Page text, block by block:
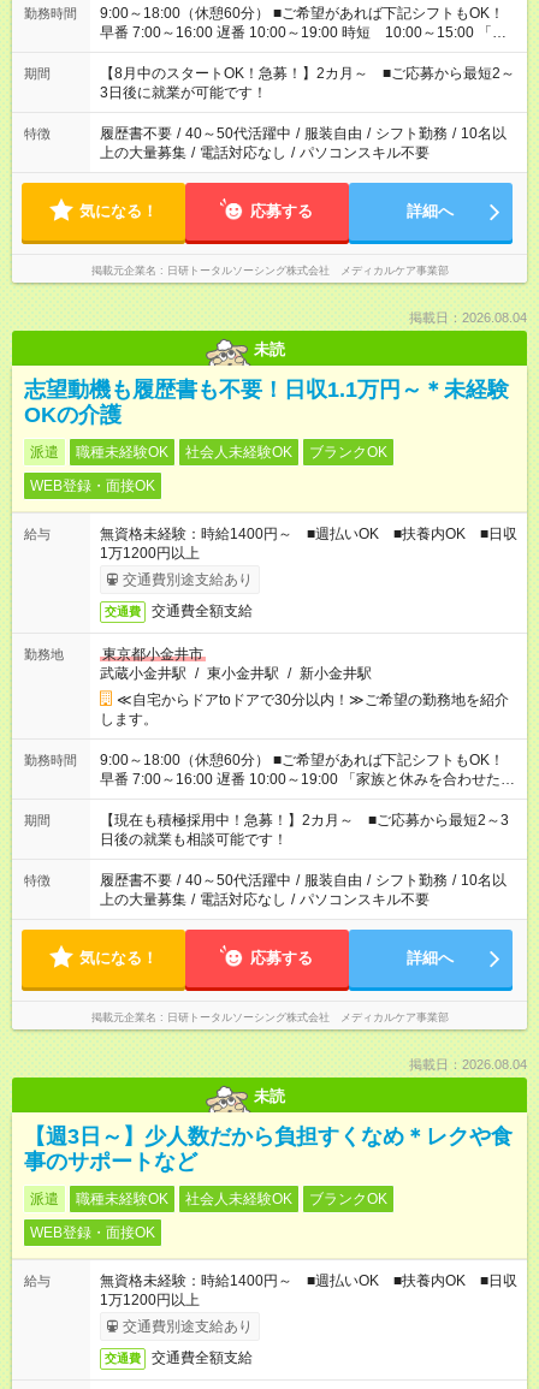
勤務時間
9:00～18:00（休憩60分） ■ご希望があれば下記シフトもOK！
早番 7:00～16:00 遅番 10:00～19:00 時短 10:00～15:00 「家
族と休みを合わせたい」 「余裕を持って夕飯の準備がしたい」
「できれば残業はしたくない」 など、ご希望を教えてください
ね。 ※Wワーク希望の方へ 今ご覧のお仕事で希望する勤務時間
と、もう1つのお仕事の勤務時間。 合計で週40時間を超える場
合は応募できません。
期間
【8月中のスタートOK！急募！】2カ月～ ■ご応募から最短2～
3日後に就業が可能です！
特徴 履歴書不要 / 40～50代活躍中 / 服装自由 / シフト勤務 / 10名以
上の大量募集 / 電話対応なし / パソコンスキル不要
気になる！ 応募する 詳細へ
掲載元企業名 日研トータルソーシング株式会社 メディカルケア事業部
掲載日：2026.08.04
未読
志望動機も履歴書も不要！日収1.1万円～＊未経験
OKの介護
派遣 職種未経験OK 社会人未経験OK
ブランクOK
WEB登録・面接OK
給与
無資格未経験：時給1400円～ ■週払いOK ■扶養内OK ■日収
1万1200円以上
交通費別途支給あり
交通費 交通費全額支給
勤務地
東京都小金井市
武蔵小金井駅 / 東小金井駅 / 新小金井駅
≪自宅からドアtoドアで30分以内！≫ご希望の勤務地を紹介
します。
勤務時間
9:00～18:00（休憩60分） ■ご希望があれば下記シフトもOK！
早番 7:00～16:00 遅番 10:00～19:00 「家族と休みを合わせた
い」 「余裕を持って夕飯の準備がしたい」 「できれば残業はし
たくない」 など、ご希望を教えてくださいね。 ※Wワーク希望
の方へ 今ご覧のお仕事で希望する勤務時間と、もう1つのお仕事
の勤務時間。 合計で週40時間を超える場合は応募できません。
期間
【現在も積極採用中！急募！】2カ月～ ■ご応募から最短2～3
日後の就業も相談可能です！
特徴 履歴書不要 / 40～50代活躍中 / 服装自由 / シフト勤務 / 10名以
上の大量募集 / 電話対応なし / パソコンスキル不要
気になる！ 応募する 詳細へ
掲載元企業名 日研トータルソーシング株式会社 メディカルケア事業部
掲載日：2026.08.04
未読
【週3日～】少人数だから負担すくなめ＊レクや食
事のサポートなど
派遣 職種未経験OK 社会人未経験OK
ブランクOK
WEB登録・面接OK
給与
無資格未経験：時給1400円～ ■週払いOK ■扶養内OK ■日収
1万1200円以上
交通費別途支給あり
交通費 交通費全額支給